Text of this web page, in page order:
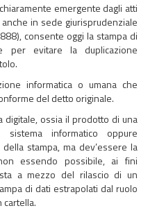
emergente dagli atti
in sede giurisprudenziale
consente oggi la stampa di
per evitare la duplicazione
informatica o umana che
del detto originale.
digitale, ossia il prodotto di una
informatico oppure
stampa, ma dev’essere la
essendo possibile, ai fini
a mezzo del rilascio di un
di dati estrapolati dal ruolo
cartella.